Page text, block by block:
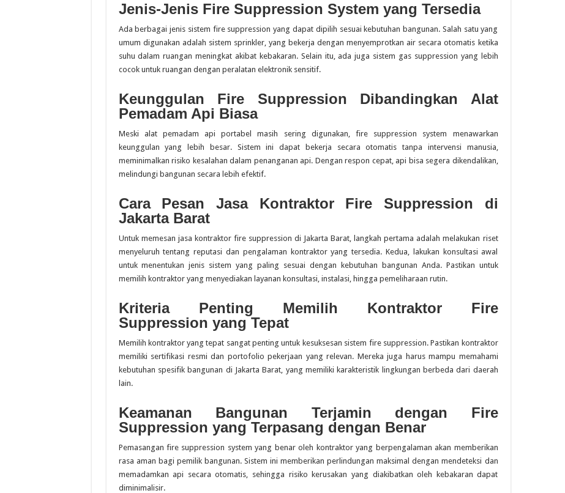
Jenis-Jenis Fire Suppression System yang Tersedia
Ada berbagai jenis sistem fire suppression yang dapat dipilih sesuai kebutuhan bangunan. Salah satu yang
umum digunakan adalah sistem sprinkler, yang bekerja dengan menyemprotkan air secara otomatis ketika
suhu dalam ruangan meningkat akibat kebakaran. Selain itu, ada juga sistem gas suppression yang lebih
cocok untuk ruangan dengan peralatan elektronik sensitif.
Keunggulan Fire Suppression Dibandingkan Alat
Pemadam Api Biasa
Meski alat pemadam api portabel masih sering digunakan, fire suppression system menawarkan
keunggulan yang lebih besar. Sistem ini dapat bekerja secara otomatis tanpa intervensi manusia,
meminimalkan risiko kesalahan dalam penanganan api. Dengan respon cepat, api bisa segera dikendalikan,
melindungi bangunan secara lebih efektif.
Cara Pesan Jasa Kontraktor Fire Suppression di
Jakarta Barat
Untuk memesan jasa kontraktor fire suppression di Jakarta Barat, langkah pertama adalah melakukan riset
menyeluruh tentang reputasi dan pengalaman kontraktor yang tersedia. Kedua, lakukan konsultasi awal
untuk menentukan jenis sistem yang paling sesuai dengan kebutuhan bangunan Anda. Pastikan untuk
memilih kontraktor yang menyediakan layanan konsultasi, instalasi, hingga pemeliharaan rutin.
Kriteria Penting Memilih Kontraktor Fire
Suppression yang Tepat
Memilih kontraktor yang tepat sangat penting untuk kesuksesan sistem fire suppression. Pastikan kontraktor
memiliki sertifikasi resmi dan portofolio pekerjaan yang relevan. Mereka juga harus mampu memahami
kebutuhan spesifik bangunan di Jakarta Barat, yang memiliki karakteristik lingkungan berbeda dari daerah
lain.
Keamanan Bangunan Terjamin dengan Fire
Suppression yang Terpasang dengan Benar
Pemasangan fire suppression system yang benar oleh kontraktor yang berpengalaman akan memberikan
rasa aman bagi pemilik bangunan. Sistem ini memberikan perlindungan maksimal dengan mendeteksi dan
memadamkan api secara otomatis, sehingga risiko kerusakan yang diakibatkan oleh kebakaran dapat
diminimalisir.